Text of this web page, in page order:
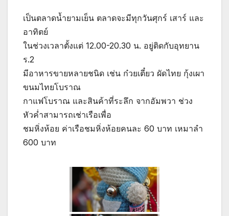
เป็นตลาดน้ำยามเย็น ตลาดจะมีทุกวันศุกร์ เสาร์ และ
อาทิตย์
ในช่วงเวลาตั้งแต่ 12.00-20.30 น. อยู่ติดกับอุทยาน
ร.2
มีอาหารขายหลายชนิด เช่น ก๋วยเตี๋ยว ผัดไทย กุ้งเผา
ขนมไทยโบราณ
กาแฟโบราณ และสินค้าที่ระลึก จากอัมพวา ช่วง
หัวค่ำสามารถเช่าเรือเพื่อ
ชมหิ่งห้อย ค่าเรือชมหิ่งห้อยคนละ 60 บาท เหมาลำ
600 บาท